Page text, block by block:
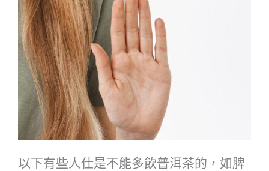
以下有些人仕是不能多飲普洱茶的，如脾